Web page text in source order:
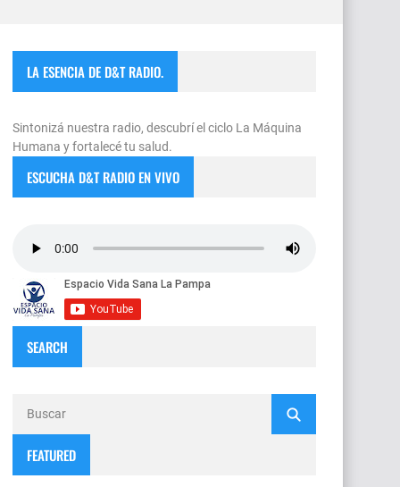
LA ESENCIA DE D&T RADIO.
Sintonizá nuestra radio, descubrí el ciclo La Máquina
Humana y fortalecé tu salud.
ESCUCHA D&T RADIO EN VIVO
SEARCH
FEATURED